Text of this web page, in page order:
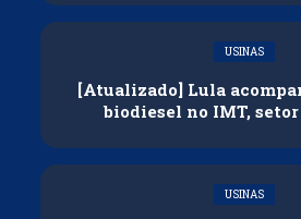
USINAS
[Atualizado] Lula
biodiesel no IMT, setor
USINAS